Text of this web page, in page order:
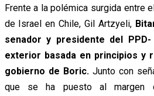
Frente a la polémica surgida entre
de Israel en Chile, Gil Artzyeli,
senador y presidente del
exterior basada en principios y
gobierno de Boric. Junto con
que se ha puesto al margen